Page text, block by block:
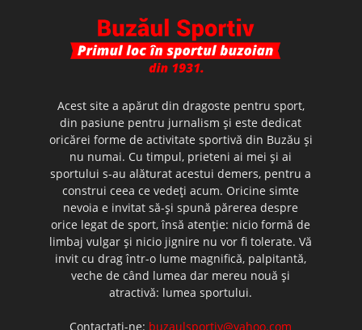
Acest site a apărut din dragoste pentru sport,
din pasiune pentru jurnalism şi este dedicat
oricărei forme de activitate sportivă din Buzău şi
nu numai. Cu timpul, prieteni ai mei şi ai
sportului s-au alăturat acestui demers, pentru a
construi ceea ce vedeţi acum. Oricine simte
nevoia e invitat să-şi spună părerea despre
orice legat de sport, însă atenţie: nicio formă de
limbaj vulgar şi nicio jignire nu vor fi tolerate. Vă
invit cu drag într-o lume magnifică, palpitantă,
veche de când lumea dar mereu nouă şi
atractivă: lumea sportului.
Contactați-ne: buzaulsportiv@yahoo.com